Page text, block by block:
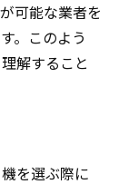
つけ方
イント
課題
る秘訣
可能な業者を
。このよう
解すること
を選ぶ際に